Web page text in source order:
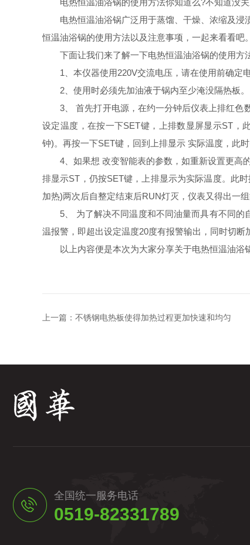
电热恒温油浴锅的使用方法你知道么?不知道没关
电热恒温油浴锅广泛用于蒸馏、干燥、浓缩及浸渍
恒温油浴锅的使用方法以及注意事项，一起来看看吧。
下面让我们来了解一下电热恒温油浴锅的使用方
1、本仪器使用220V交流电压，请在使用前确定电
2、使用时必须先加油液于锅内至少淹没隔热板。
3、 首先打开电源，在约一分钟后仪表上排红色
设定温度，在按一下SET键，上排数显屏显示ST
钟)。再按一下SET键，回到上排显示 实际温度，此时
4、如果想 改变智能表的参数，如重新设置更高
排显示ST，仍按SET键，上排显示为实际温度。此
加热)两次后自整定结束后RUN灯灭，仪表又得出一组
5、 为了解决不同温度和不同油量而具有不同的自
温报警，即超出设定温度20度有报警输出，同时切断
以上内容便是本次为大家分享关于电热恒温油浴
上一篇： 不锈钢电热板使得加热过程更加快速和均匀
全国统一服务电话
0519-82331789